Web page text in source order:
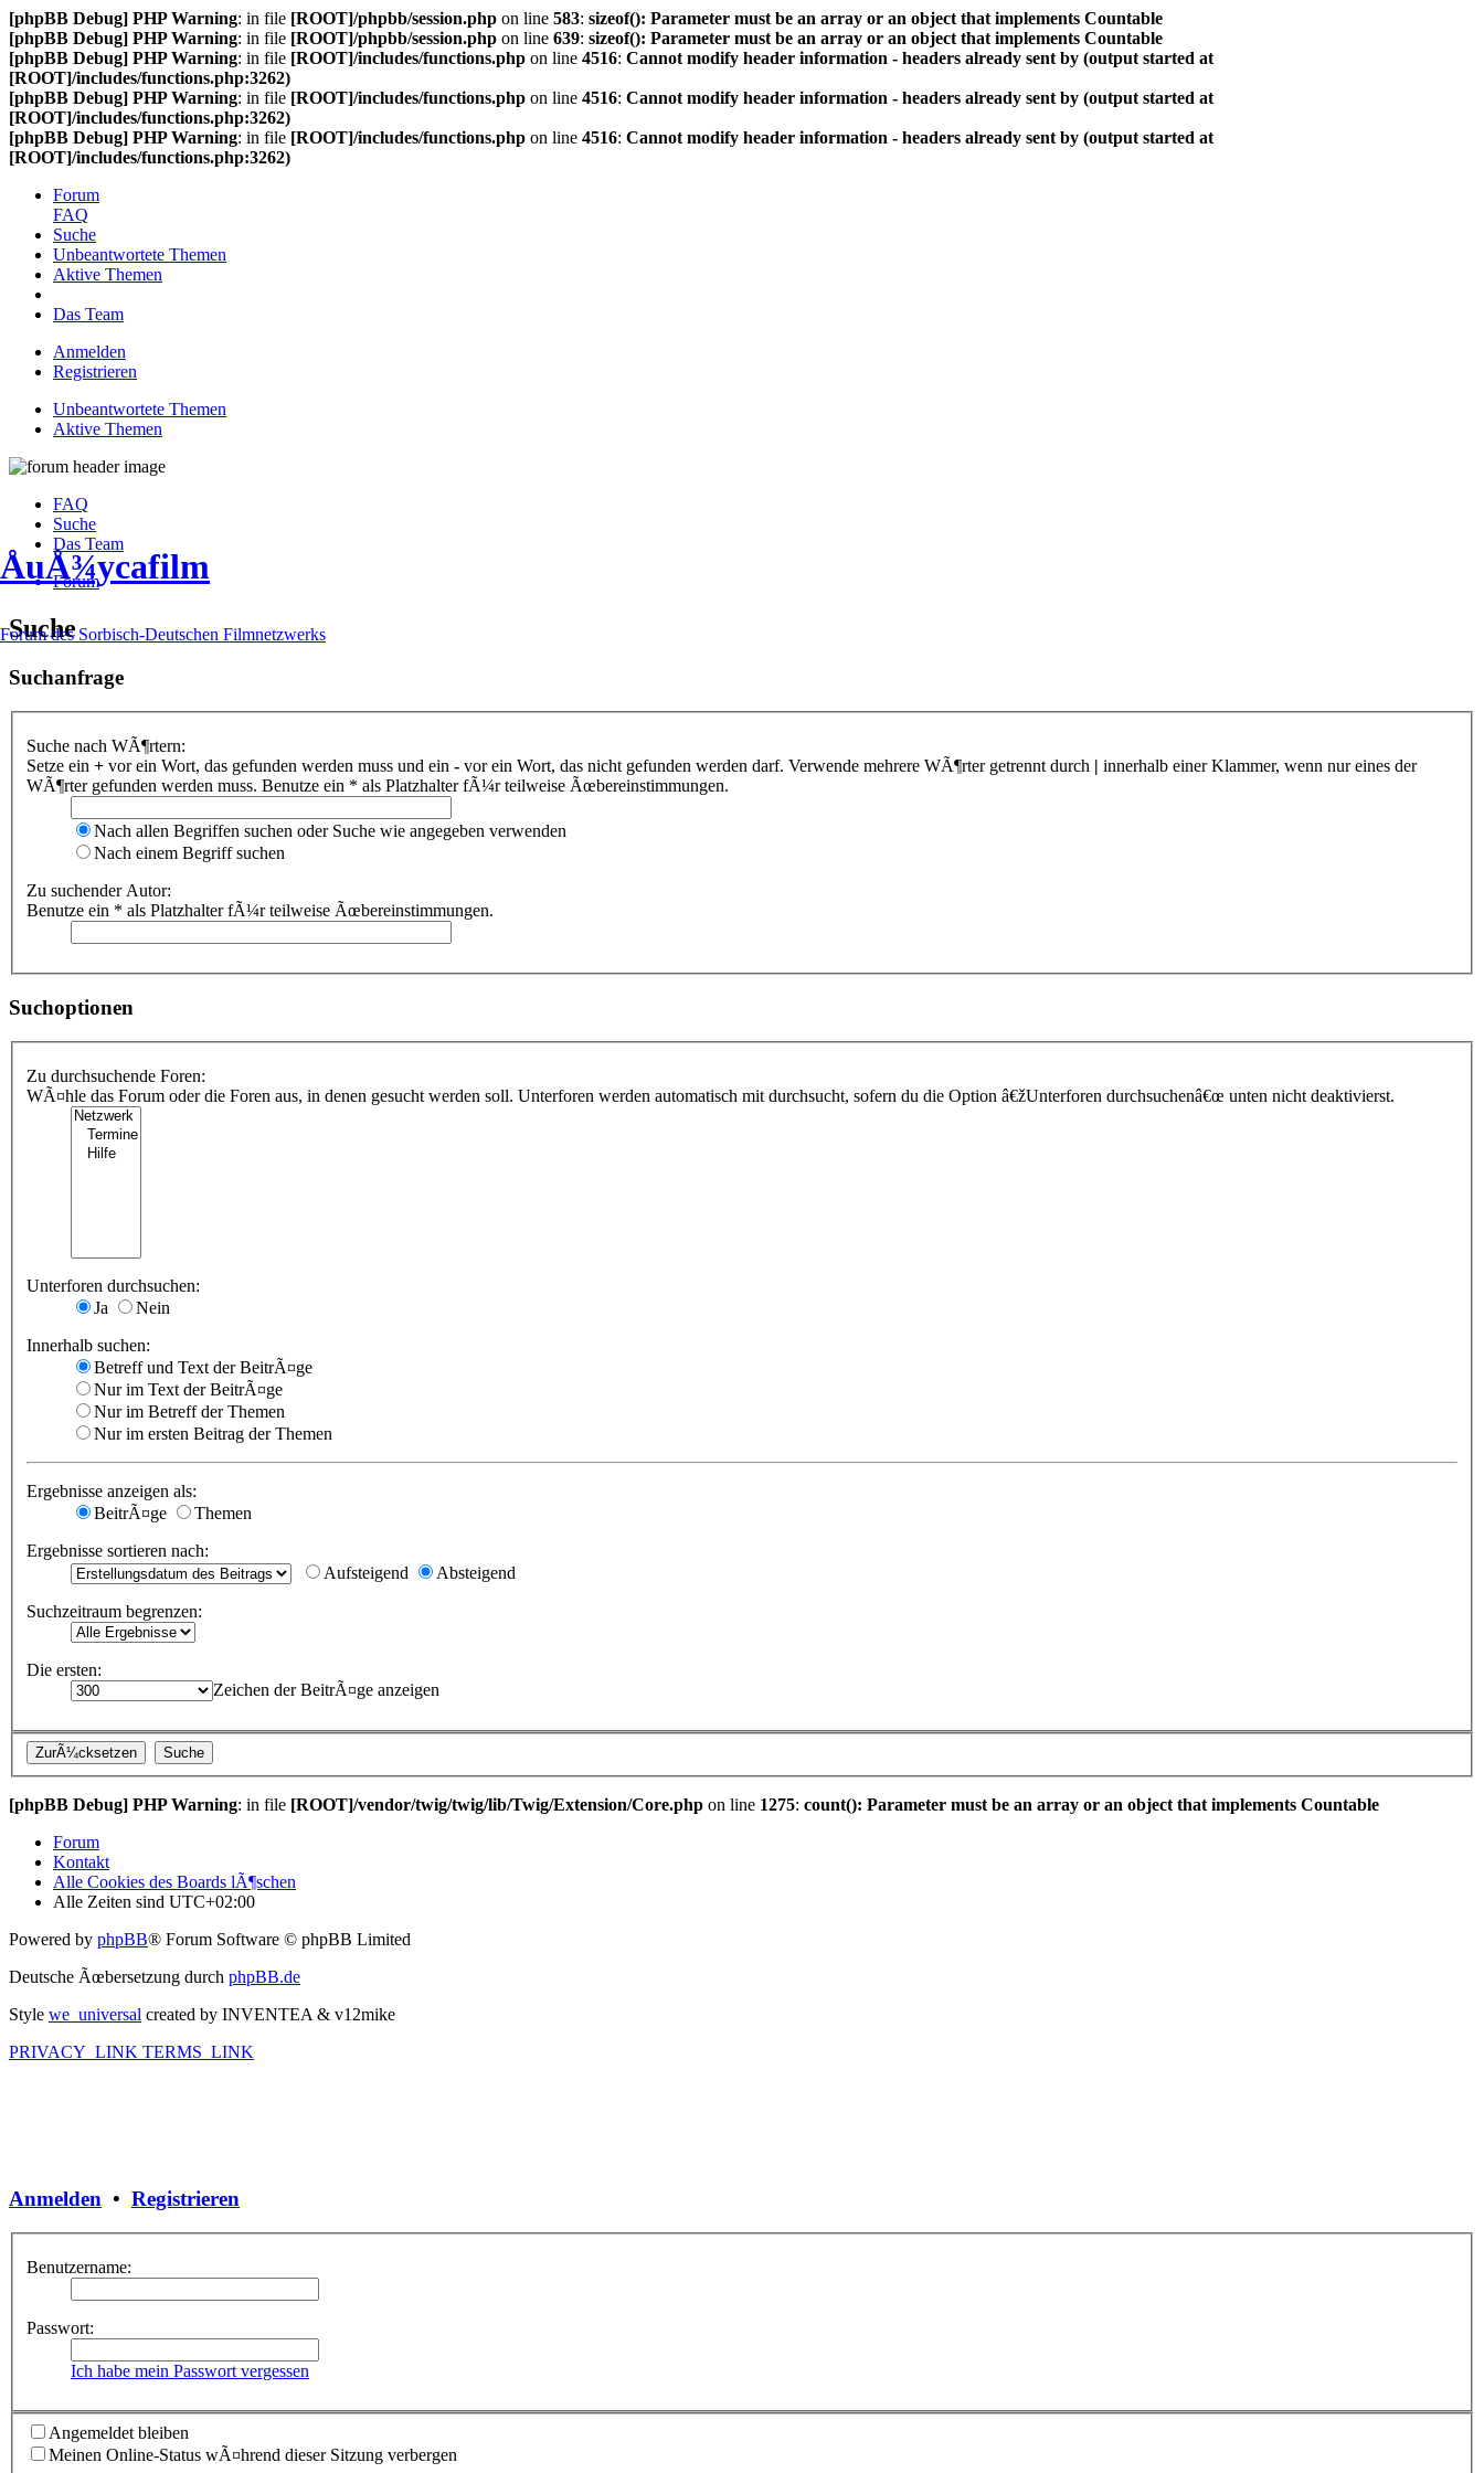
[phpBB Debug] PHP Warning: in file [ROOT]/phpbb/session.php on line 583: sizeof(): Parameter must be an array or an object that implements Countable
[phpBB Debug] PHP Warning: in file [ROOT]/phpbb/session.php on line 639: sizeof(): Parameter must be an array or an object that implements Countable
[phpBB Debug] PHP Warning: in file [ROOT]/includes/functions.php on line 4516: Cannot modify header information - headers already sent by (output started at
[ROOT]/includes/functions.php:3262)
[phpBB Debug] PHP Warning: in file [ROOT]/includes/functions.php on line 4516: Cannot modify header information - headers already sent by (output started at
[ROOT]/includes/functions.php:3262)
[phpBB Debug] PHP Warning: in file [ROOT]/includes/functions.php on line 4516: Cannot modify header information - headers already sent by (output started at
[ROOT]/includes/functions.php:3262)
Forum
FAQ
Suche
Unbeantwortete Themen
Aktive Themen
Das Team
Anmelden
Registrieren
Unbeantwortete Themen
Aktive Themen
ÅuÅ¾ycafilm
Forum des Sorbisch-Deutschen Filmnetzwerks
FAQ
Suche
Das Team
Forum
Suche
Suchanfrage
Suche nach WÃ¶rtern:
Setze ein + vor ein Wort, das gefunden werden muss und ein - vor ein Wort, das nicht gefunden werden darf. Verwende mehrere WÃ¶rter getrennt durch | innerhalb einer Klammer, wenn nur eines der
WÃ¶rter gefunden werden muss. Benutze ein * als Platzhalter fÃ¼r teilweise Ãœbereinstimmungen.
Nach allen Begriffen suchen oder Suche wie angegeben verwenden
Nach einem Begriff suchen
Zu suchender Autor:
Benutze ein * als Platzhalter fÃ¼r teilweise Ãœbereinstimmungen.
Suchoptionen
Zu durchsuchende Foren:
WÃ¤hle das Forum oder die Foren aus, in denen gesucht werden soll. Unterforen werden automatisch mit durchsucht, sofern du die Option â€žUnterforen durchsuchenâ€œ unten nicht deaktivierst.
Unterforen durchsuchen:
Ja
Nein
Innerhalb suchen:
Betreff und Text der BeitrÃ¤ge
Nur im Text der BeitrÃ¤ge
Nur im Betreff der Themen
Nur im ersten Beitrag der Themen
Ergebnisse anzeigen als:
BeitrÃ¤ge
Themen
Ergebnisse sortieren nach:
Aufsteigend
Absteigend
Suchzeitraum begrenzen:
Die ersten:
Zeichen der BeitrÃ¤ge anzeigen
[phpBB Debug] PHP Warning: in file [ROOT]/vendor/twig/twig/lib/Twig/Extension/Core.php on line 1275: count(): Parameter must be an array or an object that implements Countable
Forum
Kontakt
Alle Cookies des Boards lÃ¶schen
Alle Zeiten sind UTC+02:00
Powered by phpBB® Forum Software © phpBB Limited
Deutsche Ãœbersetzung durch phpBB.de
Style we_universal created by INVENTEA & v12mike
PRIVACY_LINK TERMS_LINK
Anmelden • Registrieren
Benutzername:
Passwort:
Ich habe mein Passwort vergessen
Angemeldet bleiben
Meinen Online-Status wÃ¤hrend dieser Sitzung verbergen